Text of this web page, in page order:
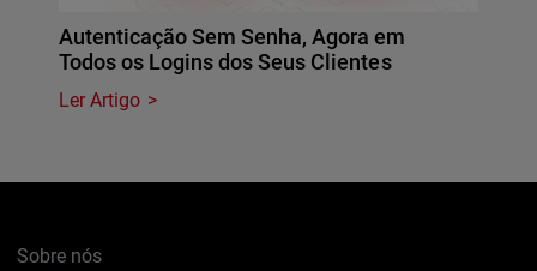
Autenticação Sem Senha, Agora em
Todos os Logins dos Seus Clientes
Ler Artigo
Sobre nós